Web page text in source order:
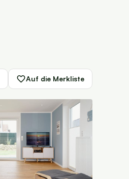
Auf die Merkliste